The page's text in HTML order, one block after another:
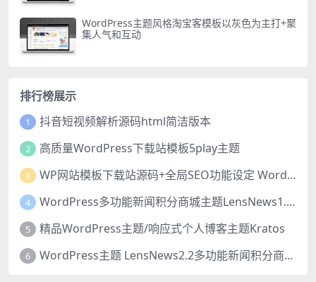
WordPress主题风格淘宝客模板以灰色为主打+聚
集人气和互动
排行榜展示
1 抖音短视频解析源码html简洁版本
2 高质量WordPress下载站模板5play主题
3 WP网站模板下载站源码+全局SEO功能设定 WordPress主题猫模板
4 WordPress多功能新闻积分商城主题LensNews1.8_源码下载
5 精品WordPress主题/响应式个人博客主题Kratos
6 WordPress主题 LensNews2.2多功能新闻积分商城主题_源码下载